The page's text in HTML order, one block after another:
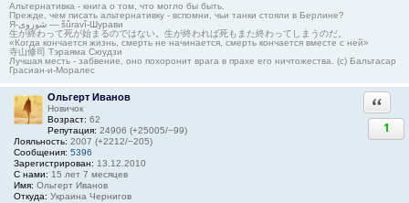
Альтернативка - книга о том, что могло бы быть.
Прежде, чем писать альтернативку - вспомни, чьи танки стояли в Берлине?
Я-شوروی — šûravî-Шурави
生が終わって死が始まるのではない。生が終われば死もまた終わってしまうのだ。
«Когда кончается жизнь, смерть не начинается, смерть кончается вместе с ней»
寺山修司 Тэраяма Сюудзи
Лучшая месть - забвение, оно похоронит врага в прахе его ничтожества. (с) Бальтасар
Грасиан-и-Моралес
Ольгерт Иванов
Новичок
Возраст: 62
Репутация: 24906 (+25005/−99)
Лояльность: 2007 (+2212/−205)
Сообщения: 5396
Зарегистрирован: 13.12.2010
С нами: 15 лет 7 месяцев
Имя: Ольгерт Иванов
Откуда: Украина Чернигов
1